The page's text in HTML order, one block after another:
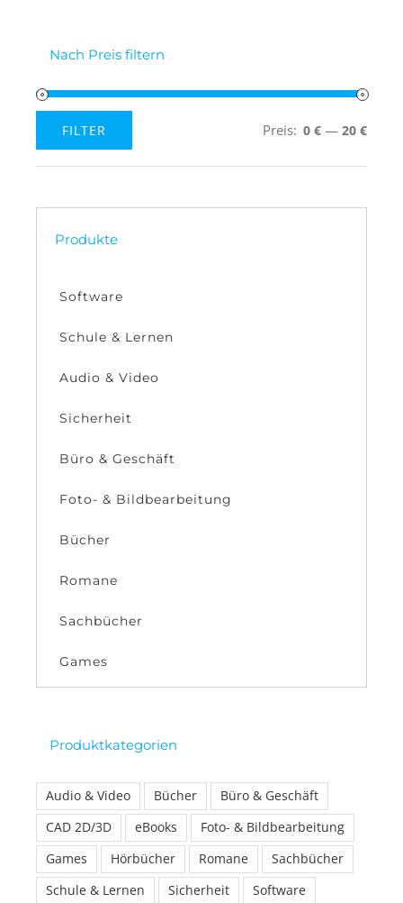
Nach Preis filtern
Preis
Preis
FILTER Preis: 0 € — 20 €
Produkte
Software
Schule & Lernen
Audio & Video
Sicherheit
Büro & Geschäft
Foto- & Bildbearbeitung
Bücher
Romane
Sachbücher
Games
Produktkategorien
Audio & Video Bücher
Büro & Geschäft
CAD 2D/3D
eBooks
Foto- & Bildbearbeitung
Games
Hörbücher Romane
Sachbücher
Schule & Lernen
Sicherheit
Software